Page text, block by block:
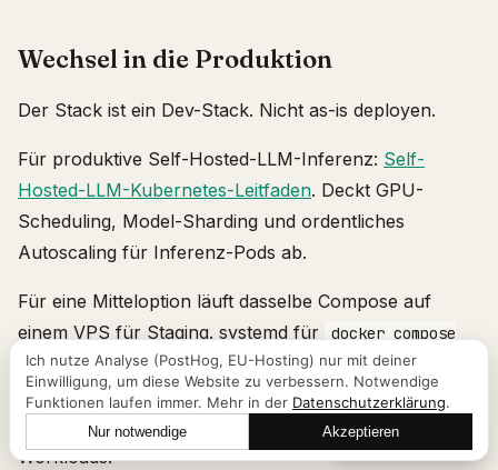
Wechsel in die Produktion
Der Stack ist ein Dev-Stack. Nicht as-is deployen.
Für produktive Self-Hosted-LLM-Inferenz: Self-
Hosted-LLM-Kubernetes-Leitfaden. Deckt GPU-
Scheduling, Model-Sharding und ordentliches
Autoscaling für Inferenz-Pods ab.
Für eine Mitteloption läuft dasselbe Compose auf
einem VPS für Staging. systemd für
docker compose
up als Service, Traefik davor für TLS, Postgres-
Backups nach Zeitplan. Gut genug für interne Tools
und bezahlte Piloten. Nicht gut genug für User-facing
Workloads.
Lass uns reden
Ich nutze Analyse (PostHog, EU-Hosting) nur mit deiner
Einwilligung, um diese Website zu verbessern. Notwendige
Funktionen laufen immer. Mehr in der Datenschutzerklärung.
Nur notwendige Akzeptieren